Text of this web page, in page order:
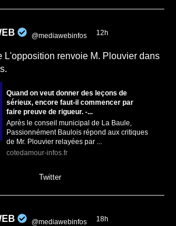
@mediawebinfos 12h
L'opposition renvoie M. Plouvier dans
Quand on veut donner des leçons de
sérieux, encore faut-il commencer par
faire preuve de rigueur. -...
Après le conseil municipal de La Baule,
Passionnément Baulois répond aux critiques
de Mr. Plouvier relayées par ...
cotedamour-infos.fr
Twitter
@mediawebinfos 18h